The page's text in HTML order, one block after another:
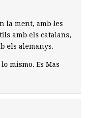
la ment, amb les
amb els catalans,
els alemanys.
mismo. Es Mas